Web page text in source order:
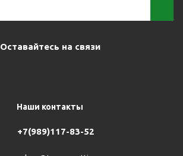
Оставайтесь на связи
Наши контакты
+7(989)117-83-52